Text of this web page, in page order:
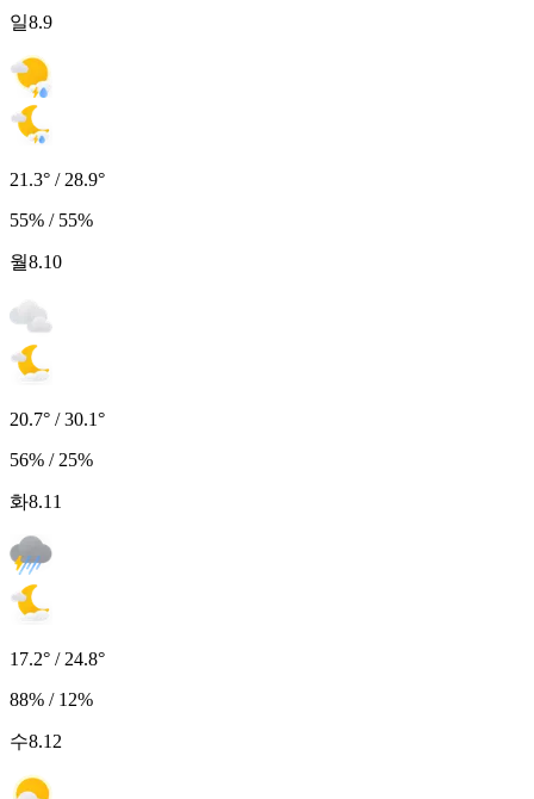
일8.9
21.3° / 28.9°
55% / 55%
월8.10
20.7° / 30.1°
56% / 25%
화8.11
17.2° / 24.8°
88% / 12%
수8.12